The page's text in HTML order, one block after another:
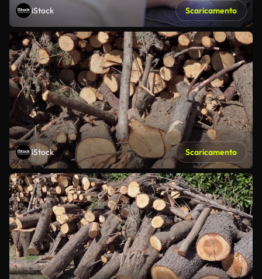
iStock Scaricamento
iStock Scaricamento